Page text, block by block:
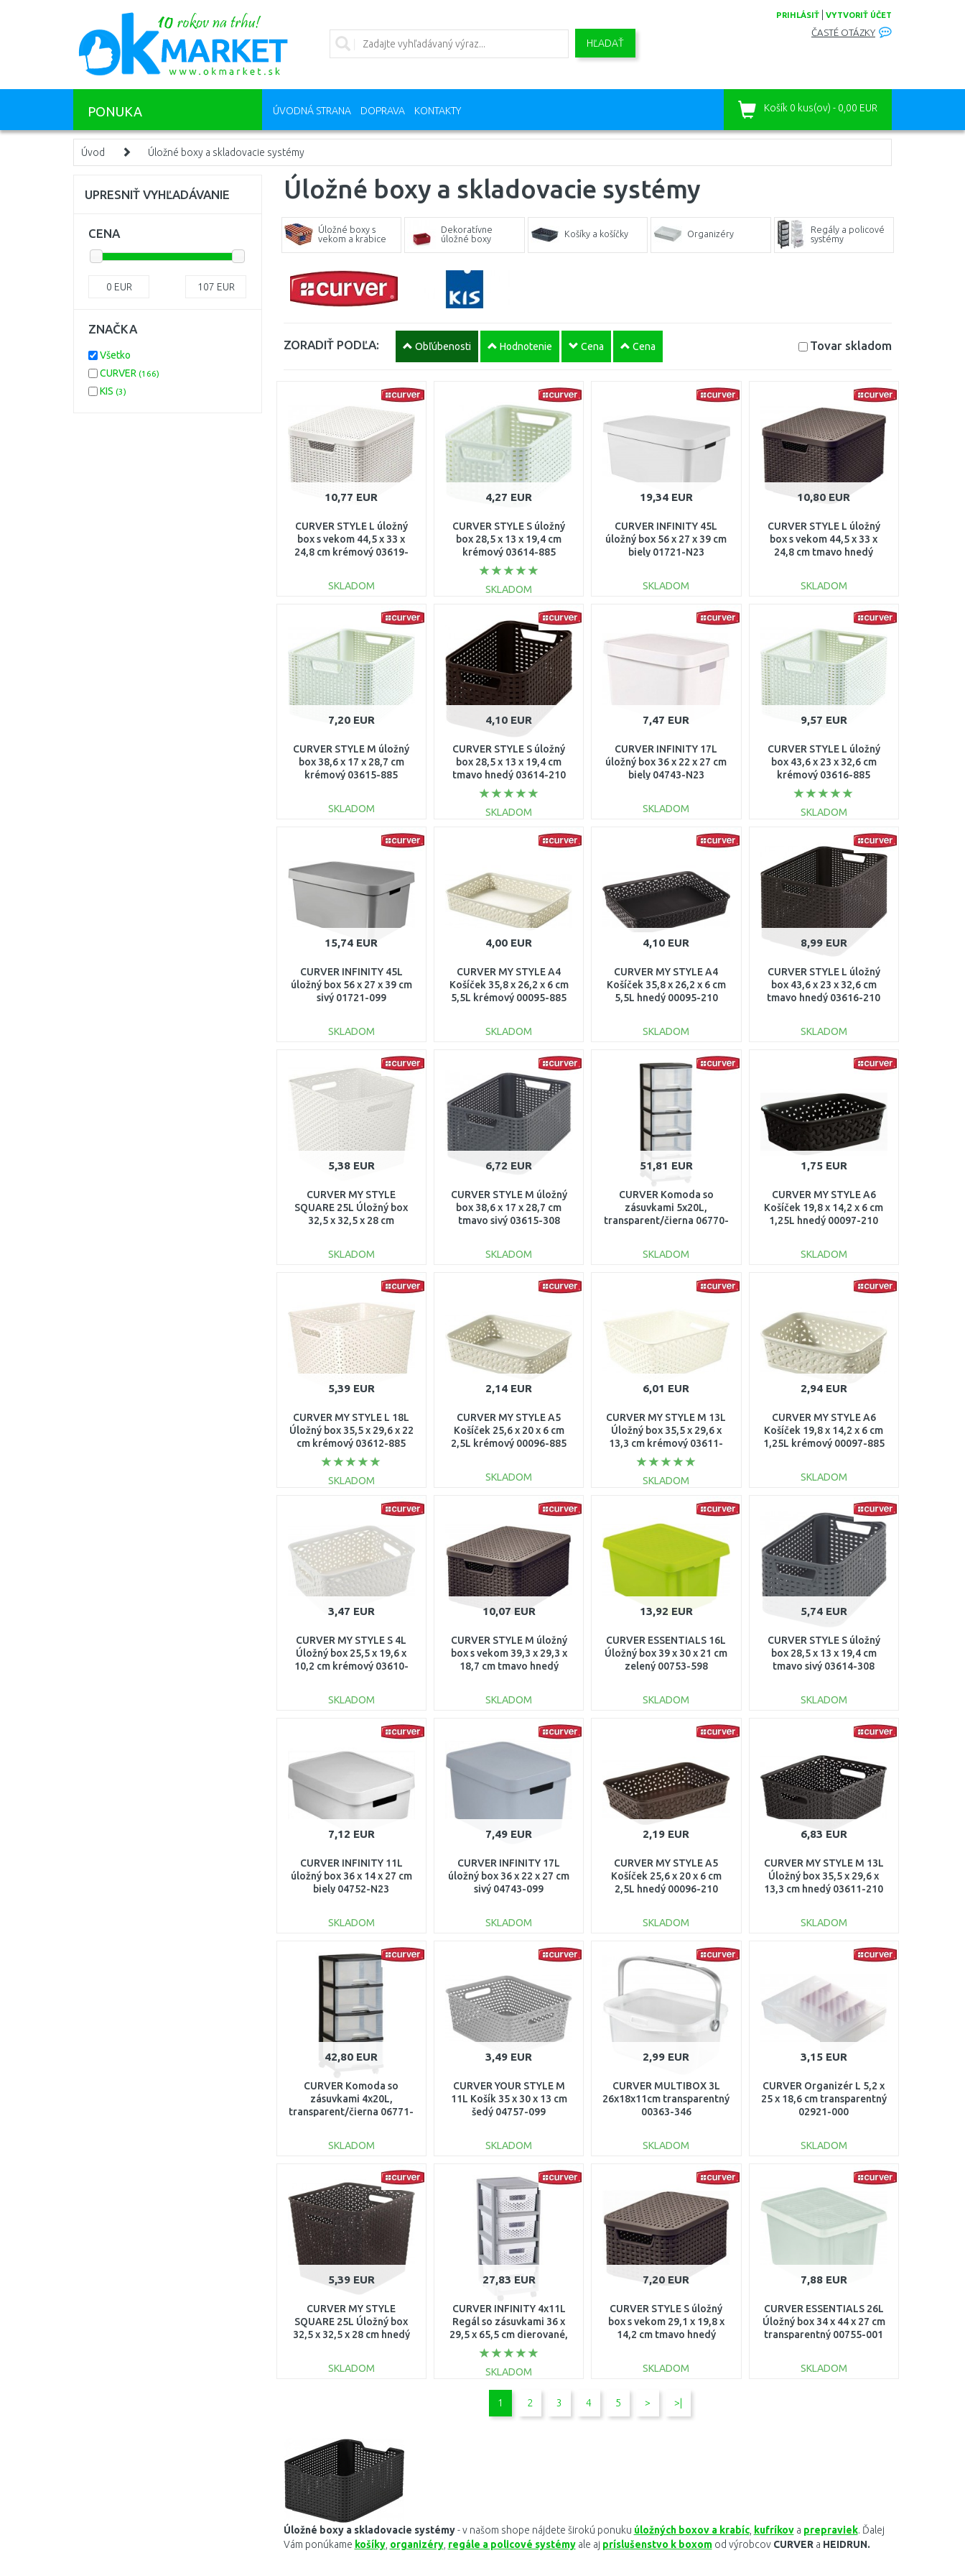
PRIHLÁSIŤ VYTVORIŤ ÚČET
ČASTÉ OTÁZKY
HĽADAŤ
PONUKA ÚVODNÁ STRANA DOPRAVA KONTAKTY Košík 0 kus(ov) - 0,00 EUR
Úvod Úložné boxy a skladovacie systémy
Úložné boxy a skladovacie systémy
Úložné boxy s
vekom a krabice
Dekoratívne
úložné boxy
Košíky a košíčky Organizéry
Regály a policové
systémy
ZORADIŤ PODĽA: Obľúbenosti Hodnotenie Cena Cena Tovar skladom
10,77 EUR
CURVER STYLE L úložný
box s vekom 44,5 x 33 x
24,8 cm krémový 03619-
SKLADOM
DO KOŠÍKA
Porovnať
4,27 EUR
CURVER STYLE S úložný
box 28,5 x 13 x 19,4 cm
krémový 03614-885
SKLADOM
DO KOŠÍKA
Porovnať
19,34 EUR
CURVER INFINITY 45L
úložný box 56 x 27 x 39 cm
biely 01721-N23
SKLADOM
DO KOŠÍKA
Porovnať
10,80 EUR
CURVER STYLE L úložný
box s vekom 44,5 x 33 x
24,8 cm tmavo hnedý
SKLADOM
DO KOŠÍKA
Porovnať
7,20 EUR
CURVER STYLE M úložný
box 38,6 x 17 x 28,7 cm
krémový 03615-885
SKLADOM
DO KOŠÍKA
Porovnať
4,10 EUR
CURVER STYLE S úložný
box 28,5 x 13 x 19,4 cm
tmavo hnedý 03614-210
SKLADOM
DO KOŠÍKA
7,47 EUR
CURVER INFINITY 17L
úložný box 36 x 22 x 27 cm
biely 04743-N23
SKLADOM
DO KOŠÍKA
9,57 EUR
CURVER STYLE L úložný
box 43,6 x 23 x 32,6 cm
krémový 03616-885
SKLADOM
DO KOŠÍKA
Porovnať
15,74 EUR
CURVER INFINITY 45L
úložný box 56 x 27 x 39 cm
sivý 01721-099
SKLADOM
DO KOŠÍKA
Porovnať
4,00 EUR
CURVER MY STYLE A4
Košíček 35,8 x 26,2 x 6 cm
5,5L krémový 00095-885
SKLADOM
DO KOŠÍKA
Porovnať
4,10 EUR
CURVER MY STYLE A4
Košíček 35,8 x 26,2 x 6 cm
5,5L hnedý 00095-210
SKLADOM
DO KOŠÍKA
Porovnať
8,99 EUR
CURVER STYLE L úložný
box 43,6 x 23 x 32,6 cm
tmavo hnedý 03616-210
SKLADOM
DO KOŠÍKA
5,38 EUR
CURVER MY STYLE
SQUARE 25L Úložný box
32,5 x 32,5 x 28 cm
SKLADOM
DO KOŠÍKA
Porovnať
6,72 EUR
CURVER STYLE M úložný
box 38,6 x 17 x 28,7 cm
tmavo sivý 03615-308
SKLADOM
DO KOŠÍKA
51,81 EUR
CURVER Komoda so
zásuvkami 5x20L,
transparent/čierna 06770-
SKLADOM
DO KOŠÍKA
Porovnať
1,75 EUR
CURVER MY STYLE A6
Košíček 19,8 x 14,2 x 6 cm
1,25L hnedý 00097-210
SKLADOM
DO KOŠÍKA
Porovnať
5,39 EUR
CURVER MY STYLE L 18L
Úložný box 35,5 x 29,6 x 22
cm krémový 03612-885
SKLADOM
DO KOŠÍKA
Porovnať
2,14 EUR
CURVER MY STYLE A5
Košíček 25,6 x 20 x 6 cm
2,5L krémový 00096-885
SKLADOM
DO KOŠÍKA
Porovnať
6,01 EUR
CURVER MY STYLE M 13L
Úložný box 35,5 x 29,6 x
13,3 cm krémový 03611-
885
SKLADOM
DO KOŠÍKA
2,94 EUR
CURVER MY STYLE A6
Košíček 19,8 x 14,2 x 6 cm
1,25L krémový 00097-885
SKLADOM
DO KOŠÍKA
Porovnať
3,47 EUR
CURVER MY STYLE S 4L
Úložný box 25,5 x 19,6 x
10,2 cm krémový 03610-
SKLADOM
DO KOŠÍKA
Porovnať
10,07 EUR
CURVER STYLE M úložný
box s vekom 39,3 x 29,3 x
18,7 cm tmavo hnedý
SKLADOM
DO KOŠÍKA
13,92 EUR
CURVER ESSENTIALS 16L
Úložný box 39 x 30 x 21 cm
zelený 00753-598
SKLADOM
DO KOŠÍKA
5,74 EUR
CURVER STYLE S úložný
box 28,5 x 13 x 19,4 cm
tmavo sivý 03614-308
SKLADOM
DO KOŠÍKA
Porovnať
7,12 EUR
CURVER INFINITY 11L
úložný box 36 x 14 x 27 cm
biely 04752-N23
SKLADOM
DO KOŠÍKA
Porovnať
7,49 EUR
CURVER INFINITY 17L
úložný box 36 x 22 x 27 cm
sivý 04743-099
SKLADOM
DO KOŠÍKA
Porovnať
2,19 EUR
CURVER MY STYLE A5
Košíček 25,6 x 20 x 6 cm
2,5L hnedý 00096-210
SKLADOM
DO KOŠÍKA
6,83 EUR
CURVER MY STYLE M 13L
Úložný box 35,5 x 29,6 x
13,3 cm hnedý 03611-210
SKLADOM
DO KOŠÍKA
Porovnať
42,80 EUR
CURVER Komoda so
zásuvkami 4x20L,
transparent/čierna 06771-
SKLADOM
DO KOŠÍKA
Porovnať
3,49 EUR
CURVER YOUR STYLE M
11L Košík 35 x 30 x 13 cm
šedý 04757-099
SKLADOM
DO KOŠÍKA
Porovnať
2,99 EUR
CURVER MULTIBOX 3L
26x18x11cm transparentný
00363-346
SKLADOM
DO KOŠÍKA
Porovnať
3,15 EUR
CURVER Organizér L 5,2 x
25 x 18,6 cm transparentný
02921-000
SKLADOM
DO KOŠÍKA
5,39 EUR
CURVER MY STYLE
SQUARE 25L Úložný box
32,5 x 32,5 x 28 cm hnedý
SKLADOM
27,83 EUR
CURVER INFINITY 4x11L
Regál so zásuvkami 36 x
29,5 x 65,5 cm dierované,
biele 04356-Y36
SKLADOM
DO KOŠÍKA
7,20 EUR
CURVER STYLE S úložný
box s vekom 29,1 x 19,8 x
14,2 cm tmavo hnedý
SKLADOM
DO KOŠÍKA
7,88 EUR
CURVER ESSENTIALS 26L
Úložný box 34 x 44 x 27 cm
transparentný 00755-001
SKLADOM
1 2 3 4 5 > >|
Úložné boxy a skladovacie systémy- v našom shope nájdete širokú ponuku úložných boxov a krabíc, kufríkova prepraviek. Ďalej
Vám ponúkame košíky, organizéry, regále a policové systémyale aj príslušenstvo k boxomod výrobcov CURVER a HEIDRUN.
UPRESNIŤ VYHĽADÁVANIE
CENA
0 EUR 107 EUR
ZNAČKA
Všetko
CURVER (166)
KIS (3)